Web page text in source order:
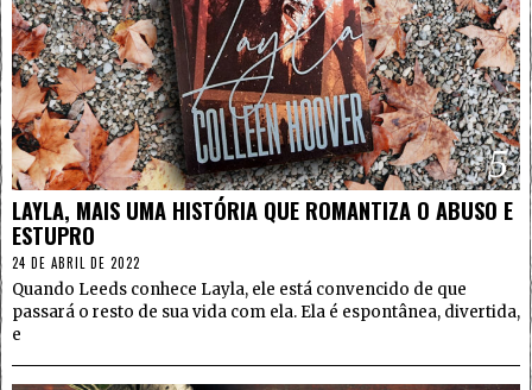
5
LAYLA, MAIS UMA HISTÓRIA QUE ROMANTIZA O ABUSO E
ESTUPRO
24 DE ABRIL DE 2022
Quando Leeds conhece Layla, ele está convencido de que
passará o resto de sua vida com ela. Ela é espontânea, divertida,
e